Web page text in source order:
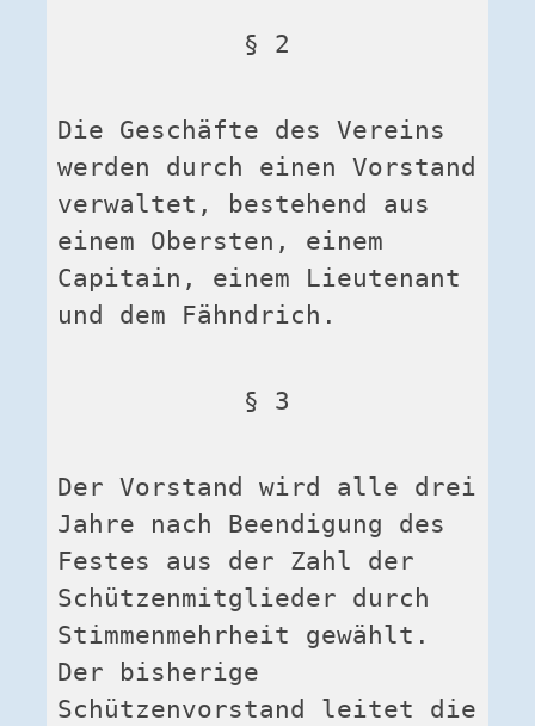
§ 2
Die Geschäfte des Vereins
werden durch einen Vorstand
verwaltet, bestehend aus
einem Obersten, einem
Capitain, einem Lieutenant
und dem Fähndrich.
§ 3
Der Vorstand wird alle drei
Jahre nach Beendigung des
Festes aus der Zahl der
Schützenmitglieder durch
Stimmenmehrheit gewählt.
Der bisherige
Schützenvorstand leitet die